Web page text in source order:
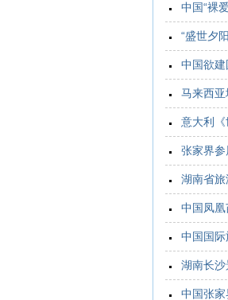
中国“裸
“盛世夕
中国欲
马来西
意大利
张家界
湖南省
中国凤凰
中国国
湖南长
中国张